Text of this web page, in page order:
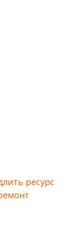
ресурс